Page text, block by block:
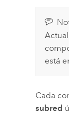
está
Cada
subred